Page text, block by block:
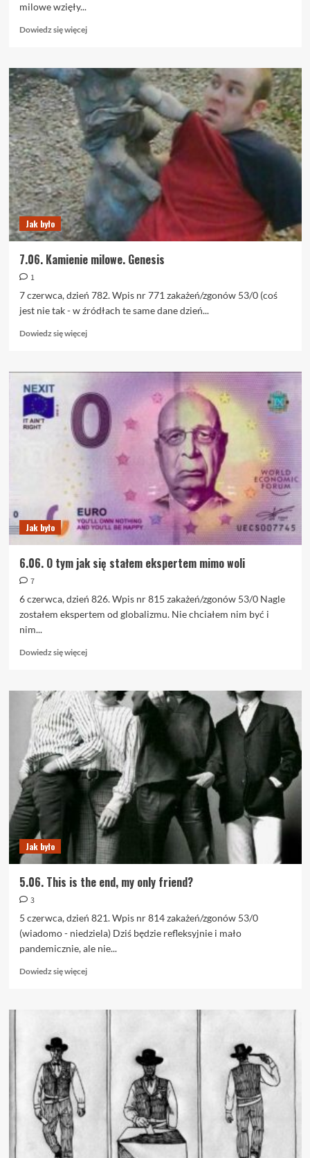
milowe wzięły...
Dowiedz się więcejDowiedz
o
8.06.
Kamienie
milowe.
Panna
z
dzieckiem.
Jak było
7.06. Kamienie milowe. Genesis
1
7 czerwca, dzień 782. Wpis nr 771 zakażeń/zgonów 53/0 (coś
jest nie tak - w źródłach te same dane dzień...
Dowiedz się więcejDowiedz
o
Kamienie
milowe.
Genesis
Jak było
6.06. O tym jak się stałem ekspertem mimo woli
7
6 czerwca, dzień 826. Wpis nr 815 zakażeń/zgonów 53/0 Nagle
zostałem ekspertem od globalizmu. Nie chciałem nim być i
nim...
Dowiedz się więcejDowiedz
o
6.06.
O
tym
jak
się
stałem
ekspertem
mimo
woli
Jak było
5.06. This is the end, my only friend?
3
5 czerwca, dzień 821. Wpis nr 814 zakażeń/zgonów 53/0
(wiadomo - niedziela) Dziś będzie refleksyjnie i mało
pandemicznie, ale nie...
Dowiedz się więcejDowiedz
friend?